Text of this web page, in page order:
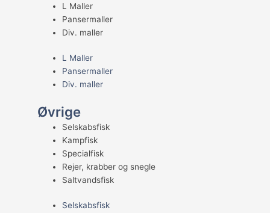
L Maller
Pansermaller
Div. maller
L Maller
Pansermaller
Div. maller
Øvrige
Selskabsfisk
Kampfisk
Specialfisk
Rejer, krabber og snegle
Saltvandsfisk
Selskabsfisk